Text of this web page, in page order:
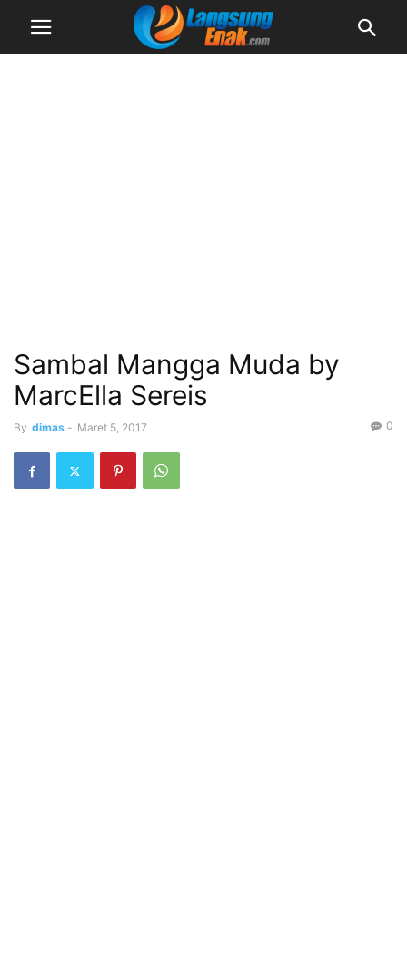
Sambal Mangga Muda by
MarcElla Sereis
By dimas - Maret 5, 2017 0